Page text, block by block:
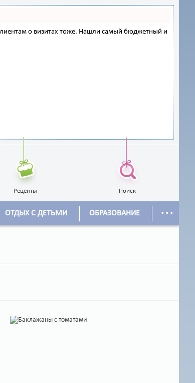
о визитах тоже. Нашли самый бюджетный и
Рецепты Поиск
...
ОТДЫХ С ДЕТЬМИ ОБРАЗОВАНИЕ